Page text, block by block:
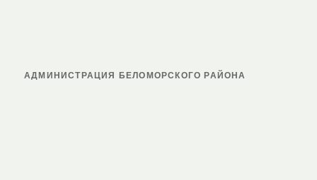
АДМИНИСТРАЦИЯ БЕЛОМОРСКОГО РАЙОНА